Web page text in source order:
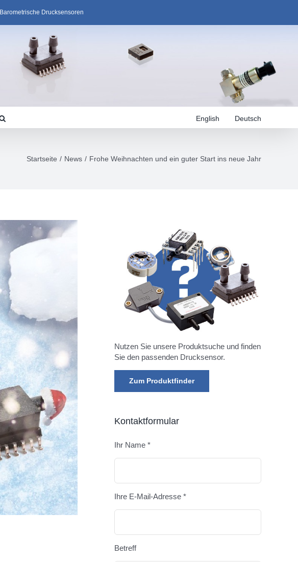
Barometrische Drucksensoren
Deutsch
English
Startseite News Frohe Weihnachten und ein guter Start ins neue Jahr
Nutzen Sie unsere Produktsuche und finden
Sie den passenden Drucksensor.
Zum Produktfinder
Kontaktformular
Ihr Name *
Ihre E-Mail-Adresse *
Betreff